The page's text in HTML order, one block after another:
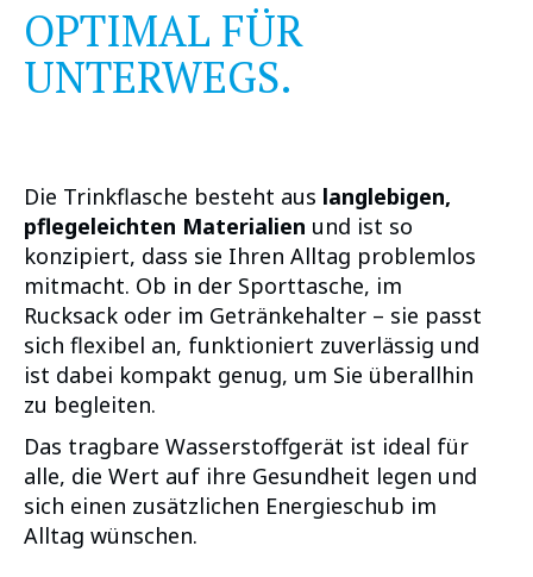
OPTIMAL FÜR
UNTERWEGS.
Die Trinkflasche besteht aus langlebigen,
pflegeleichten Materialien und ist so
konzipiert, dass sie Ihren Alltag problemlos
mitmacht. Ob in der Sporttasche, im
Rucksack oder im Getränkehalter – sie passt
sich flexibel an, funktioniert zuverlässig und
ist dabei kompakt genug, um Sie überallhin
zu begleiten.
Das tragbare Wasserstoffgerät ist ideal für
alle, die Wert auf ihre Gesundheit legen und
sich einen zusätzlichen Energieschub im
Alltag wünschen.